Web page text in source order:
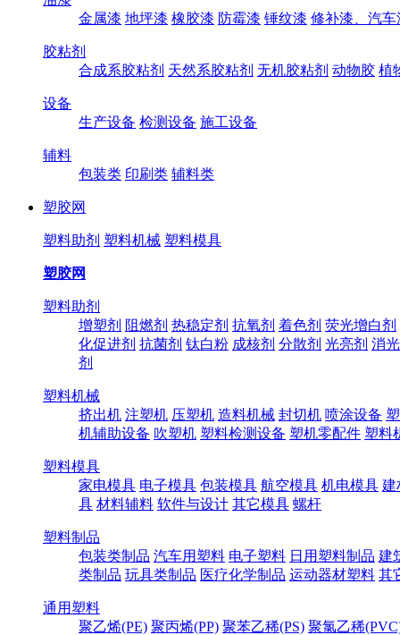
金属漆 地坪漆 橡胶漆 防霉漆 锤纹漆 修补漆、汽车
胶粘剂
合成系胶粘剂 天然系胶粘剂 无机胶粘剂 动物胶 植
设备
生产设备 检测设备 施工设备
辅料
包装类 印刷类 辅料类
塑胶网
塑料助剂 塑料机械 塑料模具
塑胶网
塑料助剂
增塑剂 阻燃剂 热稳定剂 抗氧剂 着色剂 荧光增白剂
化促进剂 抗菌剂 钛白粉 成核剂 分散剂 光亮剂 消
剂
塑料机械
挤出机 注塑机 压塑机 造料机械 封切机 喷涂设备
机辅助设备 吹塑机 塑料检测设备 塑机零配件 塑料
塑料模具
家电模具 电子模具 包装模具 航空模具 机电模具 建
具 材料辅料 软件与设计 其它模具 螺杆
塑料制品
包装类制品 汽车用塑料 电子塑料 日用塑料制品 建
类制品 玩具类制品 医疗化学制品 运动器材塑料 其
通用塑料
聚乙烯(PE) 聚丙烯(PP) 聚苯乙稀(PS) 聚氯乙稀